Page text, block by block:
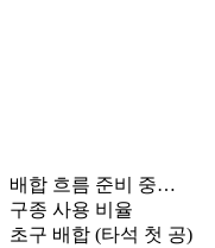
배합 흐름 준비 중…
구종 사용 비율
초구 배합 (타석 첫 공)